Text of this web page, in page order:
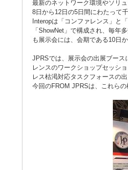
最新のネットワーク環境やソリ
8日から12日の5日間にわたって
Interopは「コンファレンス」と
「ShowNet」で構成され、毎年
も展示会には、会期である10日
JPRSでは、展示会の出展ブー
レンスのワークショップセッシ
レス枯渇対応タスクフォースの
今回のFROM JPRSは、これら